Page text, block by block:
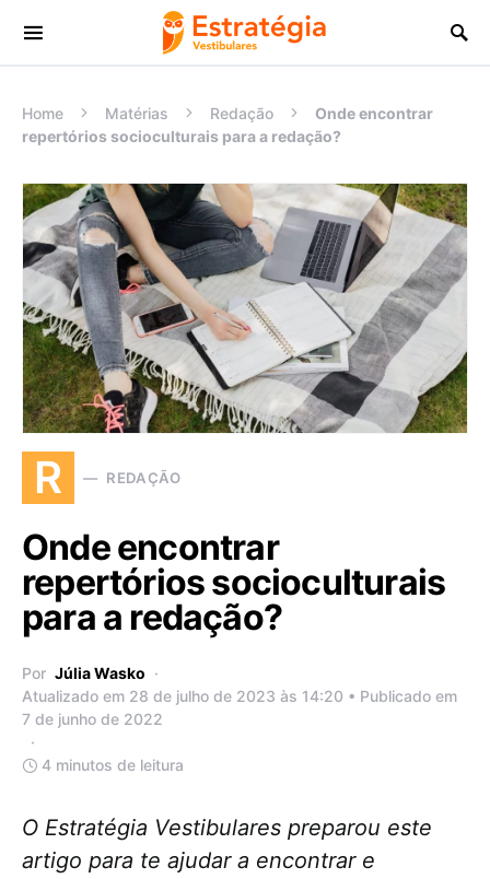
Procurar:
Home Matérias Redação
Onde encontrar
repertórios socioculturais para a redação?
R REDAÇÃO
Onde encontrar
repertórios socioculturais
para a redação?
Por Júlia Wasko
Atualizado em 28 de julho de 2023 às 14:20 • Publicado em
7 de junho de 2022
4 minutos de leitura
O Estratégia Vestibulares preparou este
artigo para te ajudar a encontrar e